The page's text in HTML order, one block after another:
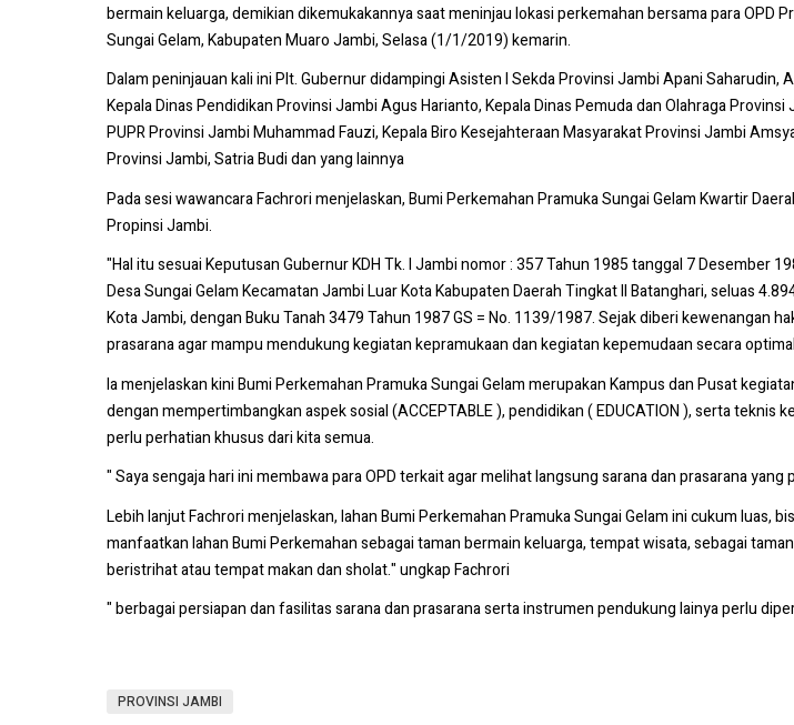
bermain keluarga, demikian dikemukakannya saat meninjau lokasi perkemahan bersama para
Sungai Gelam, Kabupaten Muaro Jambi, Selasa (1/1/2019) kemarin.
Dalam peninjauan kali ini Plt. Gubernur didampingi Asisten I Sekda Provinsi Jambi Apani
Kepala Dinas Pendidikan Provinsi Jambi Agus Harianto, Kepala Dinas Pemuda dan Olahraga
PUPR Provinsi Jambi Muhammad Fauzi, Kepala Biro Kesejahteraan Masyarakat Provinsi Jambi
Provinsi Jambi, Satria Budi dan yang lainnya
Pada sesi wawancara Fachrori menjelaskan, Bumi Perkemahan Pramuka Sungai Gelam Kwartir
Propinsi Jambi.
"Hal itu sesuai Keputusan Gubernur KDH Tk. I Jambi nomor : 357 Tahun 1985 tanggal 7 Desember
Desa Sungai Gelam Kecamatan Jambi Luar Kota Kabupaten Daerah Tingkat II Batanghari, seluas
Kota Jambi, dengan Buku Tanah 3479 Tahun 1987 GS = No. 1139/1987. Sejak diberi kewenangan
prasarana agar mampu mendukung kegiatan kepramukaan dan kegiatan kepemudaan secara
Ia menjelaskan kini Bumi Perkemahan Pramuka Sungai Gelam merupakan Kampus dan Pusat
dengan mempertimbangkan aspek sosial (ACCEPTABLE ), pendidikan ( EDUCATION ), serta teknis
perlu perhatian khusus dari kita semua.
" Saya sengaja hari ini membawa para OPD terkait agar melihat langsung sarana dan prasarana
Lebih lanjut Fachrori menjelaskan, lahan Bumi Perkemahan Pramuka Sungai Gelam ini cukum luas,
manfaatkan lahan Bumi Perkemahan sebagai taman bermain keluarga, tempat wisata, sebagai
beristrihat atau tempat makan dan sholat." ungkap Fachrori
" berbagai persiapan dan fasilitas sarana dan prasarana serta instrumen pendukung lainya perlu
PROVINSI JAMBI